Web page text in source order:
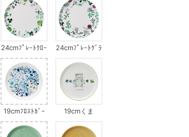
24cmﾌﾟﾚｰﾄｸﾛｰ
ﾊﾞｰｶﾞｰﾃﾞﾝ
24cmﾌﾟﾚｰﾄｸﾞﾗ
19cmﾌﾛｽﾄｶﾞｰ
ﾃﾞﾝｵﾝﾏｲｳｨﾝﾄﾞｳ
19cmくま